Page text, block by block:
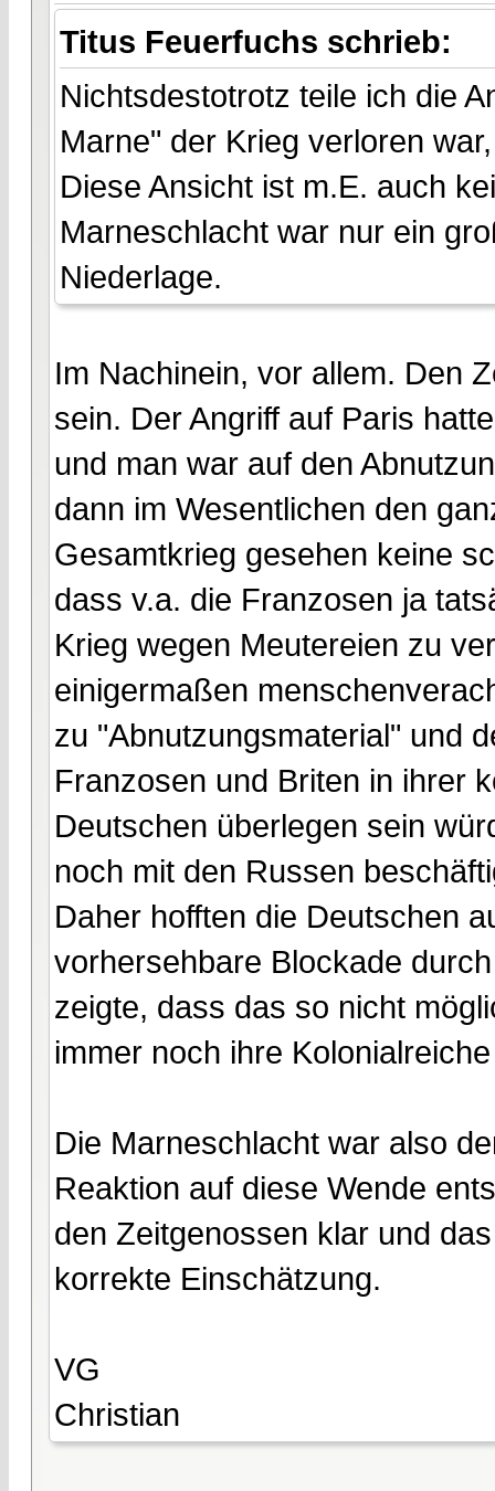
Titus Feuerfuchs schrieb:
Nichtsdestotrotz teile ich die
Marne" der Krieg verloren
Diese Ansicht ist m.E. auch
Marneschlacht war nur ein
Niederlage.
Im Nachinein, vor allem. Den
sein. Der Angriff auf Paris
und man war auf den
dann im Wesentlichen den
Gesamtkrieg gesehen keine
dass v.a. die Franzosen ja
Krieg wegen Meutereien zu
einigermaßen
zu "Abnutzungsmaterial" und
Franzosen und Briten in ihrer
Deutschen überlegen sein
noch mit den Russen
Daher hofften die Deutschen
vorhersehbare Blockade
zeigte, dass das so nicht
immer noch ihre
Die Marneschlacht war also
Reaktion auf diese Wende
den Zeitgenossen klar und
korrekte Einschätzung.
VG
Christian